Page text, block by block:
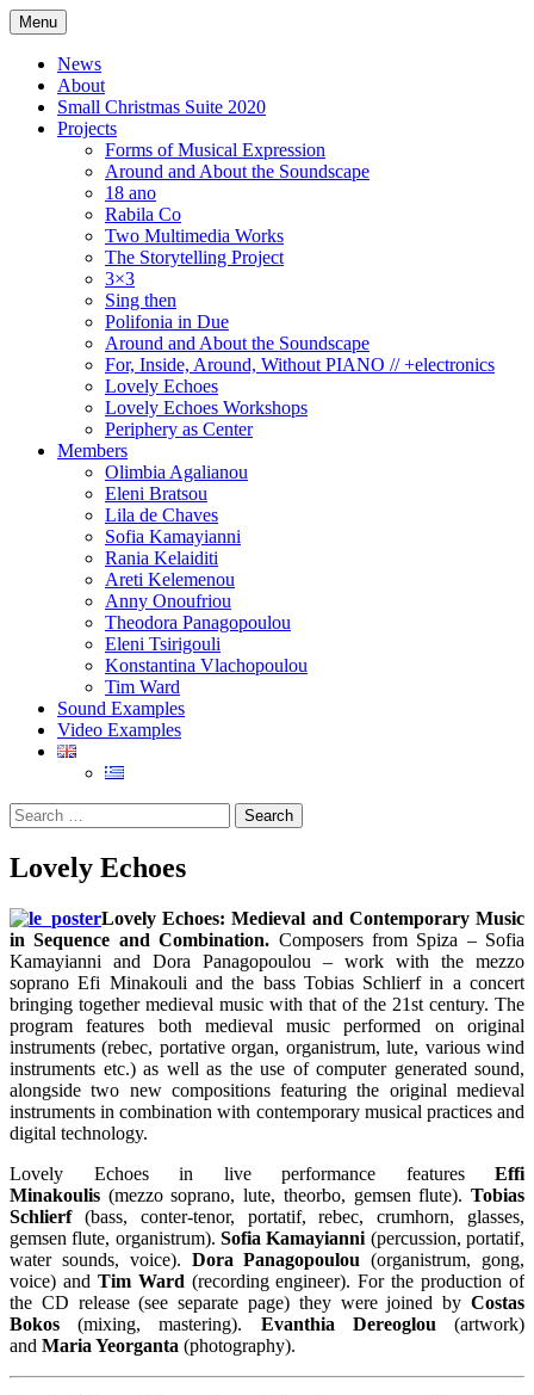
Spiza
Menu Skip
to
content
News
About
Small Christmas Suite 2020
Projects
Forms of Musical Expression
Around and About the Soundscape
18 ano
Rabila Co
Two Multimedia Works
The Storytelling Project
3×3
Sing then
Polifonia in Due
Around and About the Soundscape
For, Inside, Around, Without PIANO // +electronics
Lovely Echoes
Lovely Echoes Workshops
Periphery as Center
Members
Olimbia Agalianou
Eleni Bratsou
Lila de Chaves
Sofia Kamayianni
Rania Kelaiditi
Areti Kelemenou
Anny Onoufriou
Theodora Panagopoulou
Eleni Tsirigouli
Konstantina Vlachopoulou
Tim Ward
Sound Examples
Video Examples
Search
for:
Lovely Echoes
Lovely Echoes: Medieval and Contemporary Music
in Sequence and Combination. Composers from Spiza – Sofia
Kamayianni and Dora Panagopoulou – work with the mezzo
soprano Efi Minakouli and the bass Tobias Schlierf in a concert
bringing together medieval music with that of the 21st century. The
program features both medieval music performed on original
instruments (rebec, portative organ, organistrum, lute, various wind
instruments etc.) as well as the use of computer generated sound,
alongside two new compositions featuring the original medieval
instruments in combination with contemporary musical practices and
digital technology.
Lovely Echoes in live performance featuresEffi
Minakoulis (mezzo soprano, lute, theorbo, gemsen flute). Tobias
Schlierf(bass, conter-tenor, portatif, rebec, crumhorn, glasses,
gemsen flute, organistrum). Sofia Kamayianni (percussion, portatif,
water sounds, voice). Dora Panagopoulou (organistrum, gong,
voice) and Tim Ward (recording engineer). For the production of
the CD release (see separate page) they were joined by Costas
Bokos (mixing, mastering). Evanthia Dereoglou (artwork)
and Maria Yeorganta (photography).